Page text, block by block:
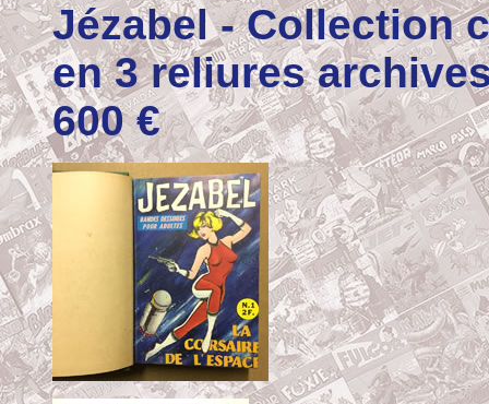
Jézabel- Collection
en 3 reliures
600 €